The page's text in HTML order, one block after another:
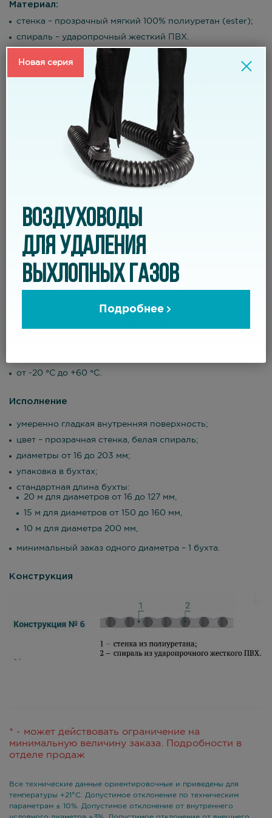
Материал:
стенка – прозрачный мягкий 100% полиуретан (ester);
спираль – ударопрочный жесткий ПВХ.
Применение
всасывающий шланг для абразивных материалов, таких
как порошок, волокна, стружка, щепа, гранулы;
для вытяжных и аспирационных систем,
промышленных пылесосов;
защитный шланг;
транспортировка сухих пищевых продуктов.
Свойства
напорно-всасывающий шланг, устойчивый к сильным
абразивам;
легкий и очень гибкий;
отличная устойчивость к нефтепродуктам и маслам;
отличная устойчивость к вибрациям и перегибам;
хорошая устойчивость к УФ и озону;
от -20 °С до +60 °С.
Исполнение
умеренно гладкая внутренняя поверхность;
цвет – прозрачная стенка, белая спираль;
диаметры от 16 до 203 мм;
упаковка в бухтах;
стандартная длина бухты:
20 м для диаметров от 16 до 127 мм,
15 м для диаметров от 150 до 160 мм,
10 м для диаметра 200 мм,
минимальный заказ одного диаметра – 1 бухта.
Конструкция
* - может действовать ограничение на
минимальную величину заказа. Подробности в
отделе продаж
Все технические данные ориентировочные и приведены для
температуры +21°С. Допустимое отклонение по техническим
параметрам ± 10%. Допустимое отклонение от внутреннего
Новая серия
ВОЗДУХОВОДЫ
ДЛЯ УДАЛЕНИЯ
ВЫХЛОПНЫХ ГАЗОВ
Подробнее